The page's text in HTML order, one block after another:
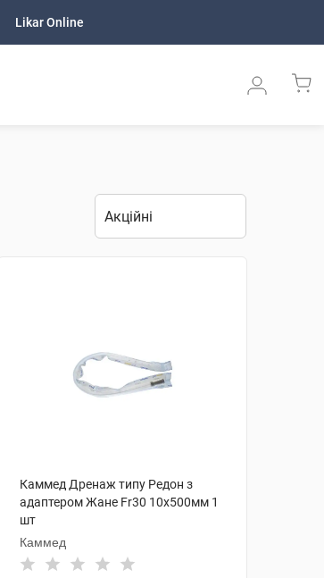
Likar Online
Каммед Дренаж типу Редон з
адаптером Жане Fr30 10x500мм 1
шт
Каммед